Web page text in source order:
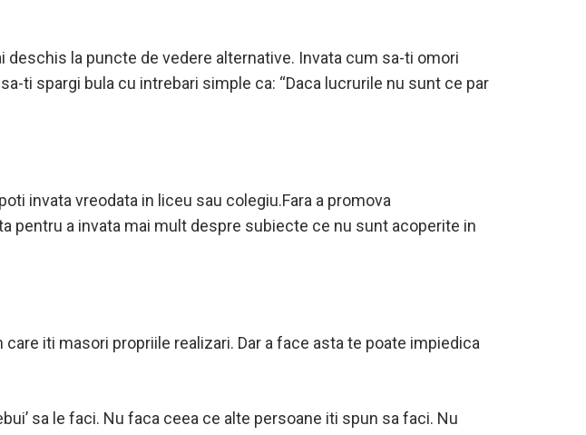
deschis la puncte de vedere alternative. Invata cum sa-ti omori
ti spargi bula cu intrebari simple ca: “Daca lucrurile nu sunt ce par
invata vreodata in liceu sau colegiu.Fara a promova
a invata mai mult despre subiecte ce nu sunt acoperite in
iti masori propriile realizari. Dar a face asta te poate impiedica
sa le faci. Nu faca ceea ce alte persoane iti spun sa faci. Nu